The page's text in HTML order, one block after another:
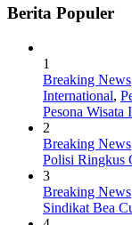
Berita Populer
1
Breaking News
International,
Pesona
2
Breaking News
Polisi Ringkus
3
Breaking News
Sindikat Bea